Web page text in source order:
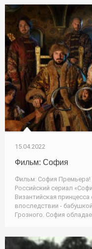
15.04.2022
Фильм: София
Фильм: София Премьера!
Российский сериал
Византийская
впоследствии -
Грозного. София